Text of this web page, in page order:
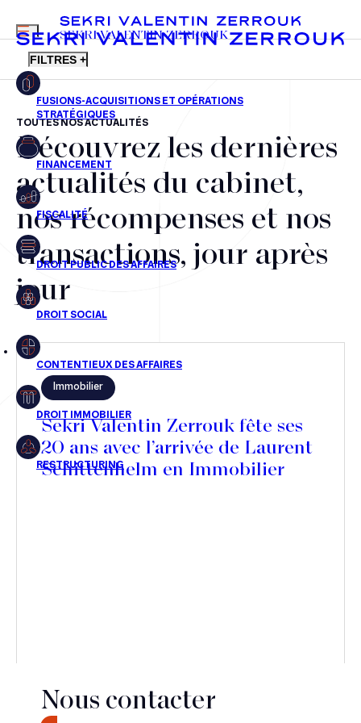
FR EN
MENU
SEKRI VALENTIN ZERROUK
FILTRES +
Fusions-acquisitions et opérations stratégiques
Financement
Fiscalité
Droit public des affaires
Droit social
Droit immobilier
Restructuring
Article
TOUTES NOS ACTUALITÉS
Découvrez les dernières
actualités du cabinet,
nos récompenses et nos
transactions, jour après
jour
Immobilier
Sekri Valentin Zerrouk fête ses
20 ans avec l’arrivée de Laurent
Schittenhelm en Immobilier
Nous contacter